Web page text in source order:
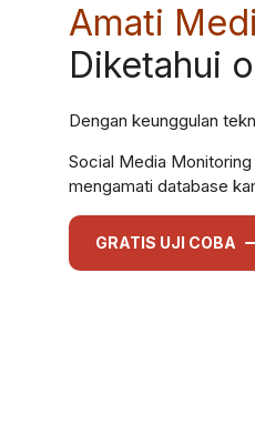
Amati
Diketahui
Dengan keunggulan
Social Media
mengamati database
GRATIS UJI COBA